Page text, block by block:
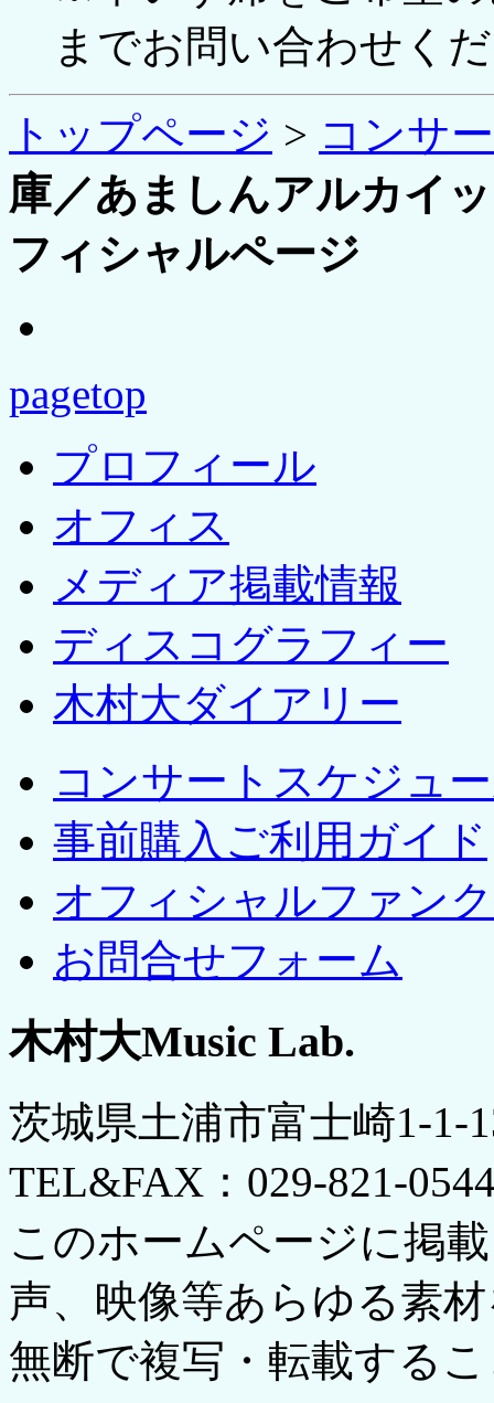
までお問い合わせく
トップページ > コンサ
庫／あましんアルカイ
フィシャルページ
pagetop
プロフィール
オフィス
メディア掲載情報
ディスコグラフィー
木村大ダイアリー
コンサートスケジュ
事前購入ご利用ガイド
オフィシャルファン
お問合せフォーム
木村大Music Lab.
茨城県土浦市富士崎1-
TEL&FAX：029-821-
このホームページに掲
声、映像等あらゆる素
無断で複写・転載する